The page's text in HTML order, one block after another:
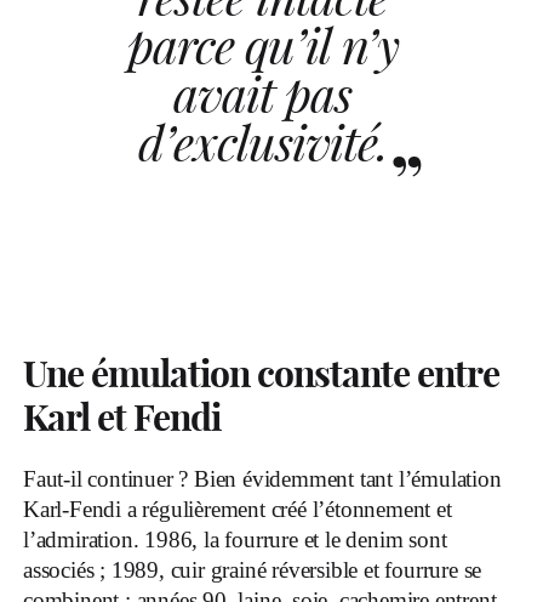
parce qu’il n’y
avait pas
d’exclusivité.
Une émulation constante entre
Karl et Fendi
Faut-il continuer ? Bien évidemment tant l’émulation
Karl-Fendi a régulièrement créé l’étonnement et
l’admiration. 1986, la fourrure et le denim sont
associés ; 1989, cuir grainé réversible et fourrure se